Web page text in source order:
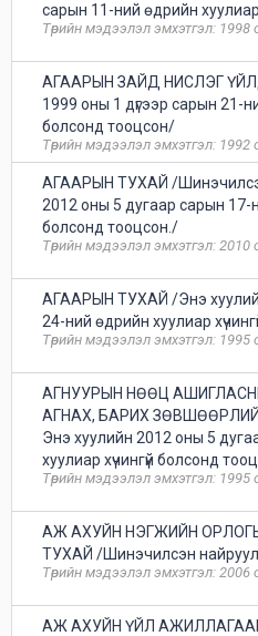
сарын 11-ний өдрийн хуулиар
Төрийн мэдээлэл эмхэтгэл:
АГААРЫН ЗАЙД НИСЛЭГ
1999 оны 1 дүгээр сарын 21-
болсонд тооцсон/
Төрийн мэдээлэл эмхэтгэл:
АГААРЫН ТУХАЙ /
2012 оны 5 дугаар сарын 17-
болсонд тооцсон./
Төрийн мэдээлэл эмхэтгэл:
АГААРЫН ТУХАЙ /Энэ
24-ний өдрийн хуулиар
Төрийн мэдээлэл эмхэтгэл:
АГНУУРЫН НӨӨЦ
АГНАХ, БАРИХ
Энэ хуулийн 2012 оны 5
хуулиар хүчингүй болсонд
Төрийн мэдээлэл эмхэтгэл:
АЖ АХУЙН НЭГЖИЙН
ТУХАЙ /Шинэчилсэн
Төрийн мэдээлэл эмхэтгэл:
АЖ АХУЙН ҮЙЛ